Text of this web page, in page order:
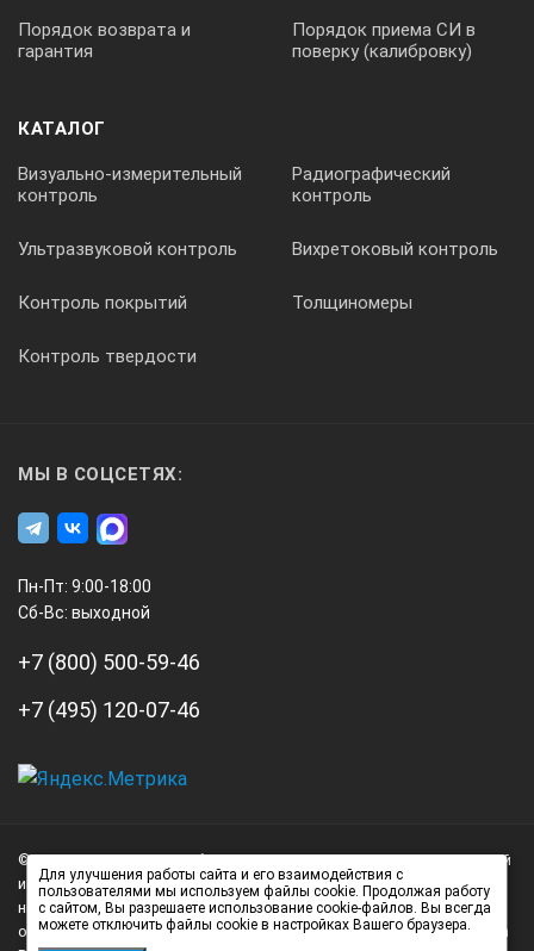
Порядок возврата и
гарантия
Порядок приема СИ в
поверку (калибровку)
КАТАЛОГ
Визуально-измерительный
контроль
Радиографический
контроль
Ультразвуковой контроль Вихретоковый контроль
Контроль покрытий Толщиномеры
Контроль твердости
МЫ В СОЦСЕТЯХ:
Пн-Пт: 9:00-18:00
Сб-Вс: выходной
+7 (800) 500-59-46
+7 (495) 120-07-46
Нагорный
проезд
д.7
© 2026 А3 Инжиниринг Обращаем Ваше внимание на то, что данный
интернет-сайт носит исключительно информационный характер и
ни при каких условиях не является публичной офертой,
определяемой положениями статьи 437 (2) Гражданского кодекса
Для улучшения работы сайта и его взаимодействия с
пользователями мы используем файлы cookie. Продолжая работу
с сайтом, Вы разрешаете использование cookie-файлов. Вы всегда
можете отключить файлы cookie в настройках Вашего браузера.